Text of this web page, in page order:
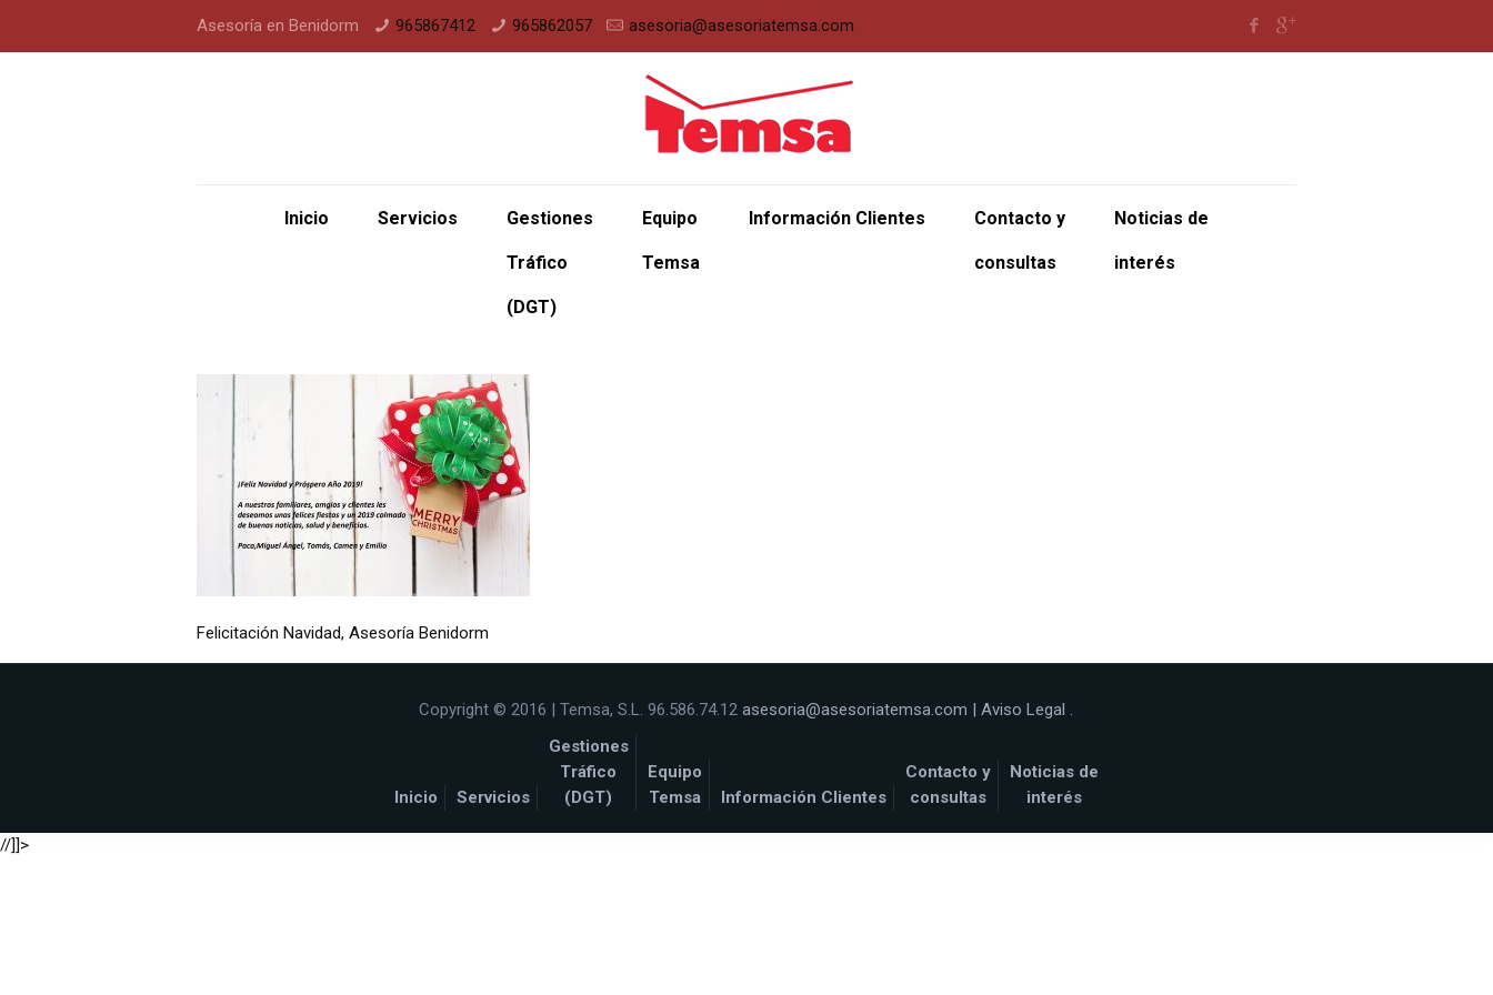
Asesoría en Benidorm 965867412 965862057 asesoria@asesoriatemsa.com
Inicio Servicios Gestiones
Tráfico
(DGT)
Equipo
Temsa
Información Clientes Contacto y
consultas
Noticias de
interés
Felicitación Navidad, Asesoría Benidorm
Copyright © 2016 | Temsa, S.L. 96.586.74.12asesoria@asesoriatemsa.com |Aviso Legal .
Inicio Servicios
Gestiones
Tráfico
(DGT)
Equipo
Temsa
Información Clientes
Contacto y
consultas
Noticias de
interés
//]]>